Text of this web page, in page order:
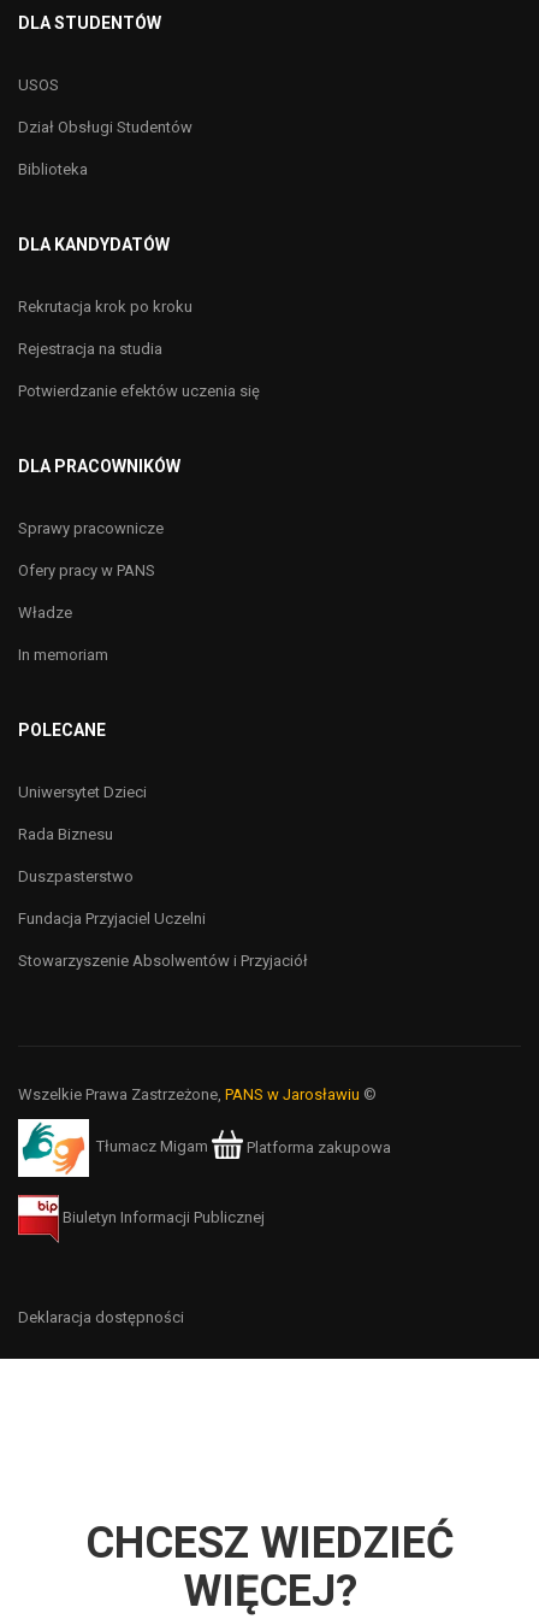
DLA STUDENTÓW
USOS
Dział Obsługi Studentów
Biblioteka
DLA KANDYDATÓW
Rekrutacja krok po kroku
Rejestracja na studia
Potwierdzanie efektów uczenia się
DLA PRACOWNIKÓW
Sprawy pracownicze
Ofery pracy w PANS
Władze
In memoriam
POLECANE
Uniwersytet Dzieci
Rada Biznesu
Duszpasterstwo
Fundacja Przyjaciel Uczelni
Stowarzyszenie Absolwentów i Przyjaciół
Wszelkie Prawa Zastrzeżone, PANS w Jarosławiu ©
Tłumacz Migam Platforma zakupowa
Biuletyn Informacji Publicznej
Deklaracja dostępności
CHCESZ WIEDZIEĆ
WIĘCEJ?